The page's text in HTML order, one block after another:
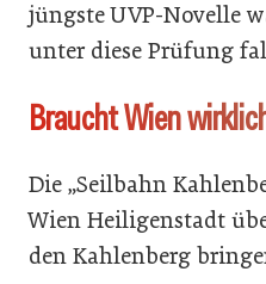
jüngste UVP-Novelle
unter diese Prüfung
Braucht Wien
Die „Seilbahn
Wien Heiligenstadt
den Kahlenberg